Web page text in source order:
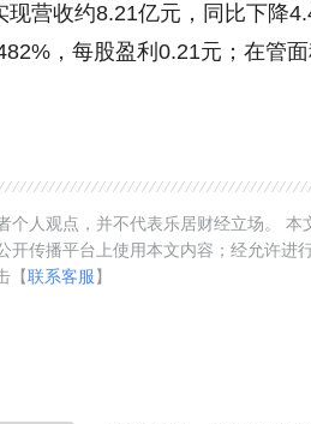
现营收约8.21亿元，同比下降
，每股盈利0.21元；在管
个人观点，并不代表乐居财经立场。
开传播平台上使用本文内容；经允许进
【联系客服】